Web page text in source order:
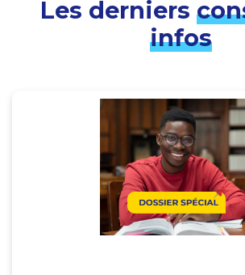
Les derniers
infos